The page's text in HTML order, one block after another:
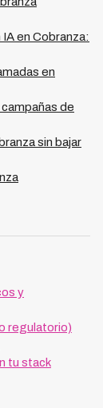
y
con menor
en Cobranza:
en
de
sin bajar
y
regulatorio)
tu stack